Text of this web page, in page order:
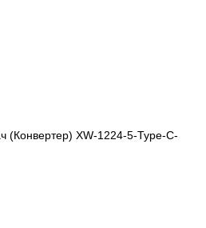
(Конвертер) XW-1224-5-Type-C-